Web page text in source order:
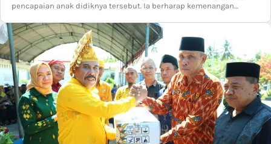
pencapaian anak didiknya tersebut. Ia berharap kemenangan…